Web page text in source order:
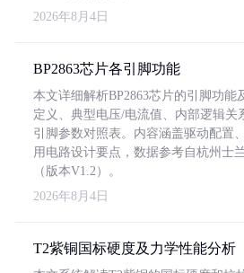
2026年8月4日
BP2863芯片各引脚功能
本文详细解析BP2863芯片的引脚功能
定义、典型电压/电流值、内部逻辑关
引脚参数对照表。内容涵盖驱动配置
用电路设计要点，数据参考自杭州士
（版本V1.2）。
2026年8月4日
T2紫铜国标硬度及力学性能分析